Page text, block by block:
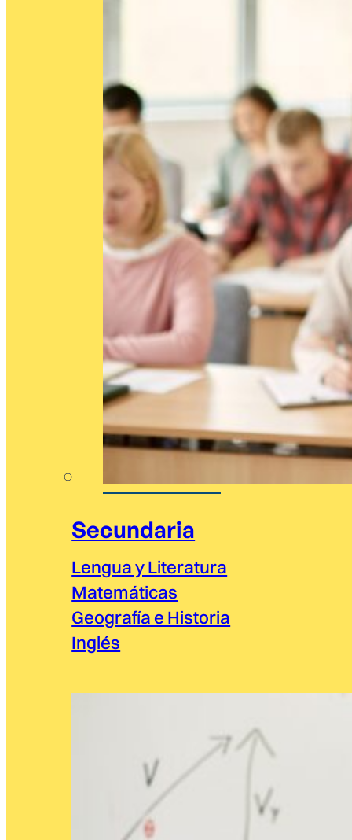
Secundaria
Lengua y Literatura
Matemáticas
Geografía e Historia
Inglés